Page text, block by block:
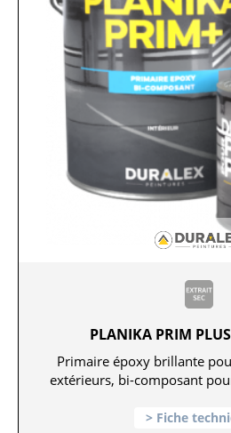
PLANIKA PRIM
Primaire époxy brillante
extérieurs, bi-composant
Fiche